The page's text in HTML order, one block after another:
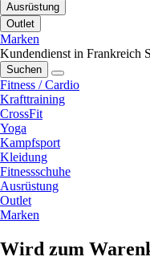
Ausrüstung
Outlet
Marken
Kundendienst in Frankreich
Suchen
Fitness / Cardio
Krafttraining
CrossFit
Yoga
Kampfsport
Kleidung
Fitnessschuhe
Ausrüstung
Outlet
Marken
Wird zum